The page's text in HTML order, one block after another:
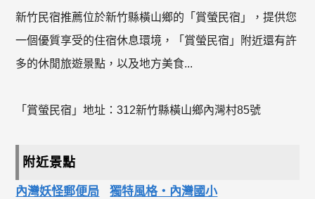
新竹民宿推薦位於新竹縣橫山鄉的「賞螢民宿」，提供您
一個優質享受的住宿休息環境，「賞螢民宿」附近還有許
多的休閒旅遊景點，以及地方美食...
「賞螢民宿」地址：312新竹縣橫山鄉內灣村85號
附近景點
內灣妖怪郵便局
獨特風格‧內灣國小